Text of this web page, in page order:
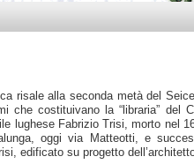
risale alla seconda metà del
che costituivano la “libraria” del
lughese Fabrizio Trisi, morto nel
oggi via Matteotti, e
edificato su progetto